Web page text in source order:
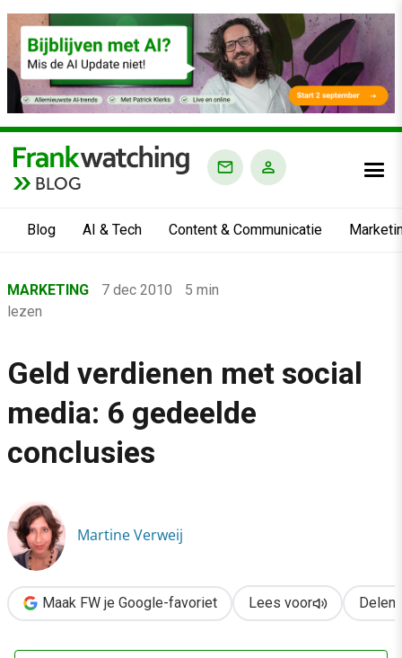
BLOG
Blog AI & Tech Content & Communicatie
›
Marketing
›
Geld verdienen met social media: 6 gedeelde conclusies
MARKETING 7 dec 2010
5 min
lezen
Geld verdienen met social
media: 6 gedeelde
conclusies
Martine Verweij
Maak FW je Google-favoriet Lees voor Delen